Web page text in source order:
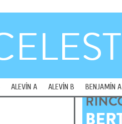
ALEVÍN A ALEVÍN B BENJAMÍN A